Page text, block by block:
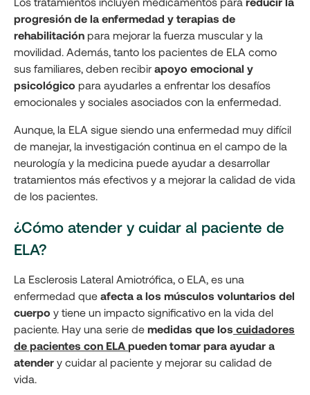
progresión de la enfermedad y terapias de
rehabilitación para mejorar la fuerza muscular y la
movilidad. Además, tanto los pacientes de ELA como
sus familiares, deben recibir apoyo emocional y
psicológico para ayudarles a enfrentar los desafíos
emocionales y sociales asociados con la enfermedad.
Aunque, la ELA sigue siendo una enfermedad muy difícil
de manejar, la investigación continua en el campo de la
neurología y la medicina puede ayudar a desarrollar
tratamientos más efectivos y a mejorar la calidad de vida
de los pacientes.
¿Cómo atender y cuidar al paciente de
ELA?
La Esclerosis Lateral Amiotrófica, o ELA, es una
enfermedad que afecta a los músculos voluntarios del
cuerpo y tiene un impacto significativo en la vida del
paciente. Hay una serie de medidas que los cuidadores
de pacientes con ELA pueden tomar para ayudar a
atender y cuidar al paciente y mejorar su calidad de
vida.